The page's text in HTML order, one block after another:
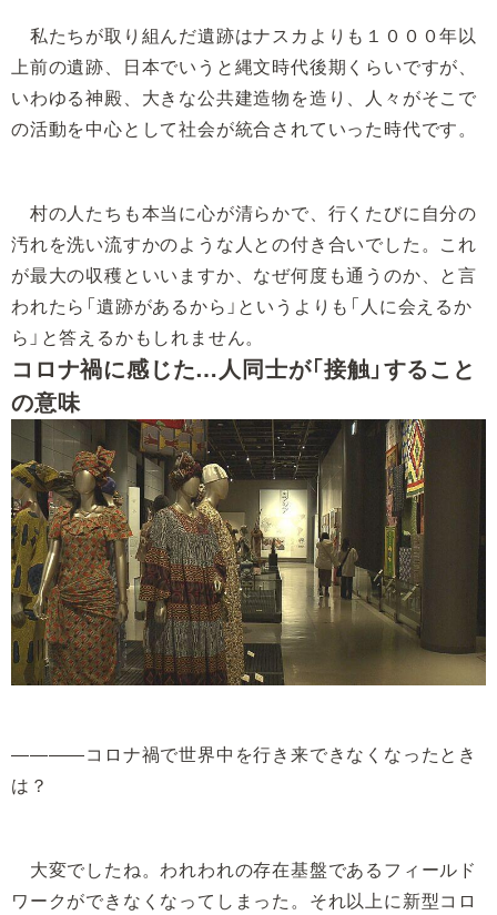
私たちが取り組んだ遺跡はナスカよりも１０００年以
上前の遺跡、日本でいうと縄文時代後期くらいですが、
いわゆる神殿、大きな公共建造物を造り、人々がそこで
の活動を中心として社会が統合されていった時代です。
村の人たちも本当に心が清らかで、行くたびに自分の
汚れを洗い流すかのような人との付き合いでした。これ
が最大の収穫といいますか、なぜ何度も通うのか、と言
われたら「遺跡があるから」というよりも「人に会えるか
ら」と答えるかもしれません。
コロナ禍に感じた…人同士が「接触」すること
の意味
――――コロナ禍で世界中を行き来できなくなったとき
は？
大変でしたね。われわれの存在基盤であるフィールド
ワークができなくなってしまった。それ以上に新型コロ